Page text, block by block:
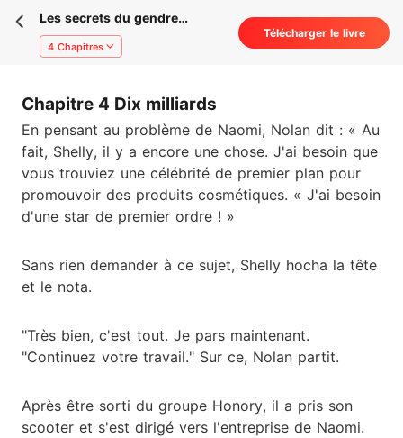
Les secrets du gendre
pitoyable
4 Chapitres
Télécharger le livre
Chapitre 4 Dix milliards
En pensant au problème de Naomi, Nolan dit : « Au
fait, Shelly, il y a encore une chose. J'ai besoin que
vous trouviez une célébrité de premier plan pour
promouvoir des produits cosmétiques. « J'ai besoin
d'une star de premier ordre ! »
Sans rien demander à ce sujet, Shelly hocha la tête
et le nota.
"Très bien, c'est tout. Je pars maintenant.
"Continuez votre travail." Sur ce, Nolan partit.
Après être sorti du groupe Honory, il a pris son
scooter et s'est dirigé vers l'entreprise de Naomi.